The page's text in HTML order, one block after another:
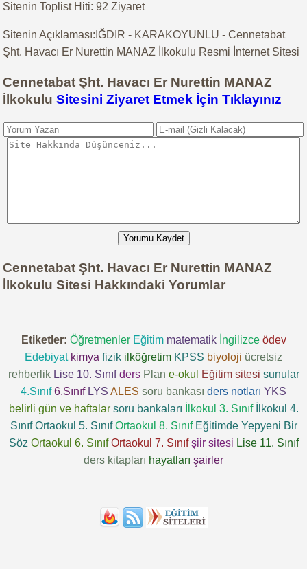
Sitenin Toplist Hiti: 92 Ziyaret
Sitenin Açıklaması:IĞDIR - KARAKOYUNLU - Cennetabat
Şht. Havacı Er Nurettin MANAZ İlkokulu Resmi İnternet Sitesi
Cennetabat Şht. Havacı Er Nurettin MANAZ
İlkokuluSitesini Ziyaret Etmek İçin Tıklayınız
Yorumu Kaydet
Cennetabat Şht. Havacı Er Nurettin MANAZ
İlkokulu Sitesi Hakkındaki Yorumlar
Etiketler: Öğretmenler Eğitim matematik İngilizce ödev
Edebiyat kimya fizik ilköğretim KPSS biyoloji ücretsiz
rehberlik Lise 10. Sınıf ders Plan e-okul Eğitim sitesi sunular
4.Sınıf 6.Sınıf LYS ALES soru bankası ders notları YKS
belirli gün ve haftalar soru bankaları İlkokul 3. Sınıf
İlkokul 4.
Sınıf Ortaokul 5. Sınıf Ortaokul 8. Sınıf Eğitimde Yepyeni Bir
Söz Ortaokul 6. Sınıf Ortaokul 7. Sınıf şiir sitesi Lise 11. Sınıf
ders kitapları hayatları şairler